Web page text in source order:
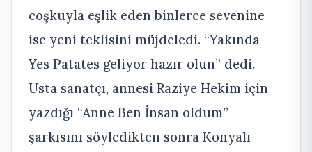
coşkuyla eşlik eden binlerce sevenine
ise yeni teklisini müjdeledi. “Yakında
Yes Patates geliyor hazır olun” dedi.
Usta sanatçı, annesi Raziye Hekim için
yazdığı “Anne Ben İnsan oldum”
şarkısını söyledikten sonra Konyalı